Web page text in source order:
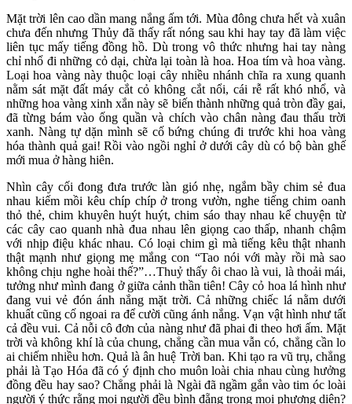
Mặt trời lên cao dần mang nắng ấm tới. Mùa đông chưa hết và xuân
chưa đến nhưng Thủy đã thấy rất nóng sau khi hay tay đã làm việc
liên tục mấy tiếng đồng hồ. Dù trong vô thức nhưng hai tay nàng
chỉ nhổ đi những cỏ dại, chừa lại toàn là hoa. Hoa tím và hoa vàng.
Loại hoa vàng này thuộc loại cây nhiều nhánh chĩa ra xung quanh
nằm sát mặt đất máy cắt cỏ không cắt nổi, cái rễ rất khó nhổ, và
những hoa vàng xinh xắn này sẽ biến thành những quả tròn đầy gai,
đã từng bám vào ống quần và chích vào chân nàng đau thấu trời
xanh. Nàng tự dặn mình sẽ cố bứng chúng đi trước khi hoa vàng
hóa thành quả gai! Rồi vào ngồi nghỉ ở dưới cây dù có bộ bàn ghế
mới mua ở hàng hiên.
Nhìn cây cối đong đưa trước làn gió nhẹ, ngắm bầy chim sẻ đua
nhau kiếm mồi kêu chíp chíp ở trong vườn, nghe tiếng chim oanh
thỏ thẻ, chim khuyên huýt huýt, chim sáo thay nhau kể chuyện từ
các cây cao quanh nhà đua nhau lên giọng cao thấp, nhanh chậm
với nhịp điệu khác nhau. Có loại chim gì mà tiếng kêu thật nhanh
thật mạnh như giọng mẹ mắng con “Tao nói với mày rồi mà sao
không chịu nghe hoài thế?”…Thuỷ thấy ôi chao là vui, là thoải mái,
tưởng như mình đang ở giữa cảnh thần tiên! Cây cỏ hoa lá hình như
đang vui vẻ đón ánh nắng mặt trời. Cả những chiếc lá nằm dưới
khuất cũng cố ngoai ra để cười cũng ánh nắng. Vạn vật hình như tất
cả đều vui. Cả nỗi cô đơn của nàng như đã phai đi theo hơi ấm. Mặt
trời và không khí là của chung, chẳng cần mua vẫn có, chẳng cần lo
ai chiếm nhiều hơn. Quả là ân huệ Trời ban. Khi tạo ra vũ trụ, chẳng
phải là Tạo Hóa đã có ý định cho muôn loài chia nhau cùng hưởng
đồng đều hay sao? Chẳng phải là Ngài đã ngầm gắn vào tim óc loài
người ý thức rằng mọi người đều bình đẵng trong mọi phương diện?